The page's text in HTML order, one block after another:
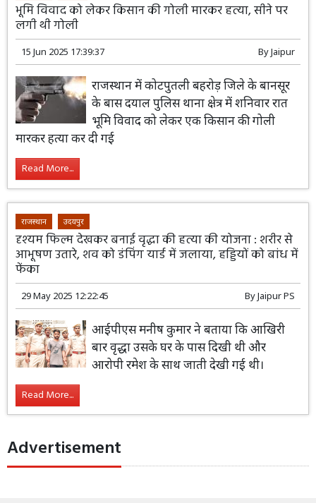
भूमि विवाद को लेकर किसान की गोली मारकर हत्या, सीने पर
लगी थी गोली
15 Jun 2025 17:39:37 ByJaipur
राजस्थान में कोटपुतली बहरोड़ जिले के बानसूर
के बास दयाल पुलिस थाना क्षेत्र में शनिवार रात
भूमि विवाद को लेकर एक किसान की गोली
मारकर हत्या कर दी गई
Read More...
राजस्थान उदयपुर
दृश्यम फिल्म देखकर बनाई वृद्धा की हत्या की योजना : शरीर से
आभूषण उतारे, शव को डंपिंग यार्ड में जलाया, हड्डियों को बांध में
फेंका
29 May 2025 12:22:45 ByJaipur PS
आईपीएस मनीष कुमार ने बताया कि आखिरी
बार वृद्धा उसके घर के पास दिखी थी और
आरोपी रमेश के साथ जाती देखी गई थी।
Read More...
Advertisement